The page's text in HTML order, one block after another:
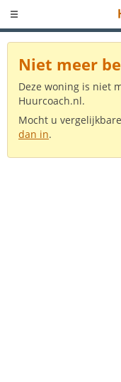
Niet meer
Deze woning is niet
Huurcoach.nl.
Mocht u
dan in.